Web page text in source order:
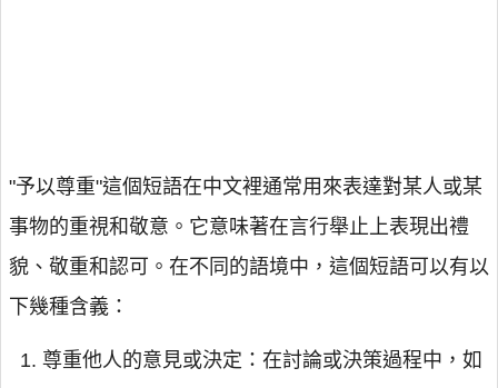
"予以尊重"這個短語在中文裡通常用來表達對某人或某
事物的重視和敬意。它意味著在言行舉止上表現出禮
貌、敬重和認可。在不同的語境中，這個短語可以有以
下幾種含義：
尊重他人的意見或決定：在討論或決策過程中，如